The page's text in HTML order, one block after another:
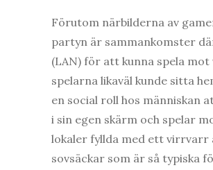
Förutom närbilderna av
partyn är sammankomster
(LAN) för att kunna spela
spelarna likaväl kunde sitta
en social roll hos människan
i sin egen skärm och spelar
lokaler fyllda med ett virrvarr
sovsäckar som är så typiska